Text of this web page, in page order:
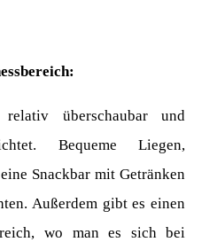
überschaubar und
Bequeme Liegen,
Snackbar mit Getränken
Außerdem gibt es einen
wo man es sich bei